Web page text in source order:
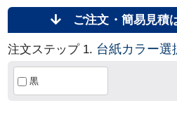
ご注文・簡易見積
注文ステップ 1. 台紙カラー選
黒